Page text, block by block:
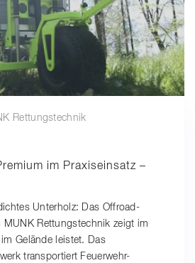
Rettungstechnik
im Praxiseinsatz –
Unterholz: Das Offroad-
MUNK Rettungstechnik zeigt im
Gelände leistet. Das
transportiert Feuerwehr-